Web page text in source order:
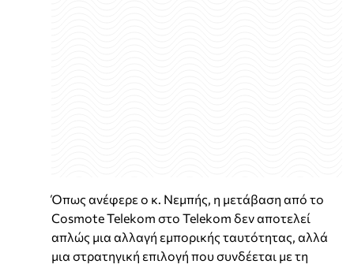
Όπως ανέφερε ο κ. Νεμπής, η μετάβαση από το
Cosmote Telekom στο Telekom δεν αποτελεί
απλώς μια αλλαγή εμπορικής ταυτότητας, αλλά
μια στρατηγική επιλογή που συνδέεται με τη